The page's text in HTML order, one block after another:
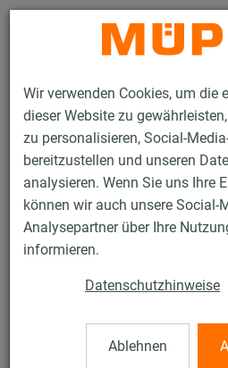
Wir verwenden Cookies, um die
dieser Website zu
zu personalisieren, Social-
bereitzustellen und unseren
analysieren. Wenn Sie uns Ihre
können wir auch unsere Social-
Analysepartner über Ihre
informieren.
Datenschutzhinweise
Ablehnen
Produkte Befestigungstechnik
Rohrschellen mit Schalldämmung
ISO-
Typ 2